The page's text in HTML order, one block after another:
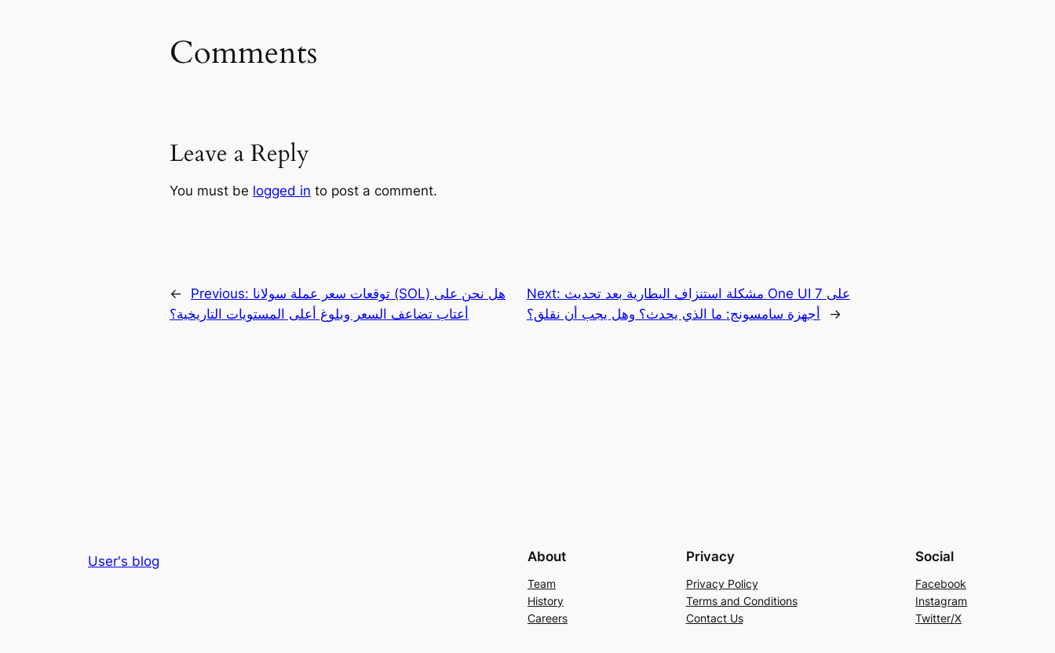
Comments
Leave a Reply
You must be logged in to post a comment.
← Previous: توقعات سعر عملة سولانا (SOL) هل نحن على
أعتاب تضاعف السعر وبلوغ أعلى المستويات التاريخية؟
Next: مشكلة استنزاف البطارية بعد تحديث One UI 7 على
أجهزة سامسونج: ما الذي يحدث؟ وهل يجب أن نقلق؟
→
User's blog About
Team
History
Careers
Privacy
Privacy Policy
Terms and Conditions
Contact Us
Social
Facebook
Instagram
Twitter/X